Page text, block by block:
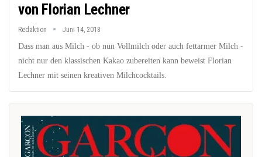
von Florian Lechner
Redaktion Juni 14, 2018
Dass man aus Milch - ob nun Vollmilch oder auch fettarmer Milch -
nicht nur den klassischen Kakao zubereiten kann beweist Florian
Lechner mit seinen kreativen Milchcocktails.